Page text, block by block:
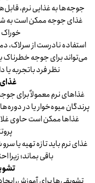
جوجه‌ها به غذایی نرم،
غذای جوجه ممکن است به
خوراک
استفاده نادرست از سرلاک،
می‌تواند برای جوجه خطرناک
نظر فرد باتجربه
غذاهای نرم معمولاً برای
پرندگان میوه‌خوار یا در
غذاها ممکن است حاوی
غذای نرم باید تازه تهیه یا
باقی بماند؛